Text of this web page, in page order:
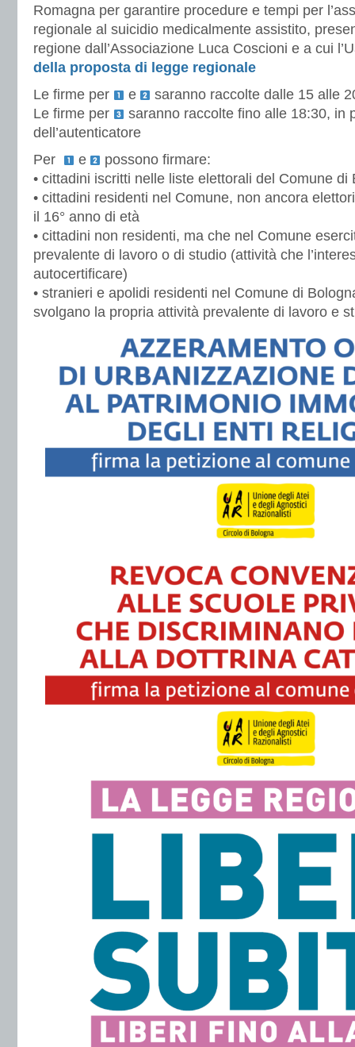
Romagna per garantire procedure e tempi per
regionale al suicidio medicalmente assistito,
regione dall’Associazione Luca Coscioni e a cui
della proposta di legge regionale
Le firme per
e
saranno raccolte dalle 15 alle
Le firme per
saranno raccolte fino alle 18:30, in
dell’autenticatore
Per
e
possono firmare:
• cittadini iscritti nelle liste elettorali del Comune di
• cittadini residenti nel Comune, non ancora
il 16° anno di età
• cittadini non residenti, ma che nel Comune
prevalente di lavoro o di studio (attività che
autocertificare)
• stranieri e apolidi residenti nel Comune di
svolgano la propria attività prevalente di lavoro e